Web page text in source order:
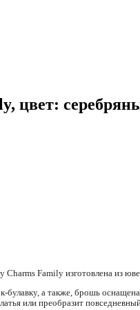
цвет:
Family изготовлена из
булавку, а также, брошь
или преобразит